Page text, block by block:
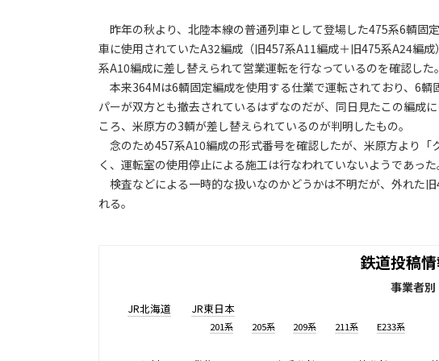
昨年の秋より、北陸本線の普通列車として登場した475系6輌固
車に使用されていたA32編成（旧457系A11編成＋旧475系A24編
系A10編成に差し替えられて営業運転を行なっているのを確認した。
本来364Mは6輌固定編成を使用する仕業で運転されており、6
パーが双方とも撤去されているはずなのだが、同日見たこの編成
ころ、米原方の3輌が差し替えられているのが判明したもの。
念のため457系A10編成の形式番号を確認したが、米原方より
く、運転室の使用停止による施工は行なわれていないようであった
検査などによる一時的な扱いなのかどうかは不明だが、外れた
れる。
鉄道投稿
事業者別
JR北海道 JR東日本
201系 205系 209系 211系 E233系